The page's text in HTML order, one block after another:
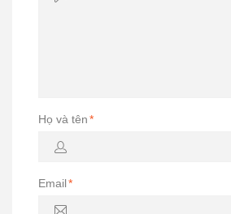
Họ và tên*
Email*